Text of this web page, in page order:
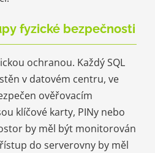
fyzické bezpečnosti
ochranou. Každý SQL
v datovém centru, ve
ověřovacím
klíčové karty, PINy nebo
by měl být monitorován
do serverovny by měl